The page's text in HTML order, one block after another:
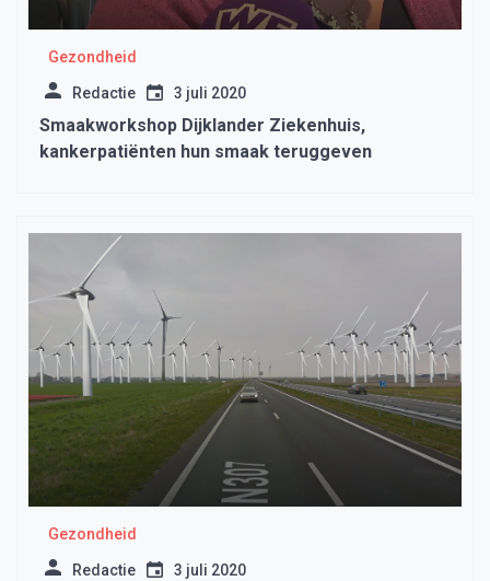
Gezondheid
Redactie 3 juli 2020
Smaakworkshop Dijklander Ziekenhuis,
kankerpatiënten hun smaak teruggeven
Gezondheid
Redactie 3 juli 2020